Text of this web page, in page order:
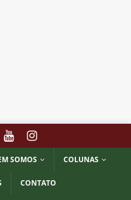
SOMOS COLUNAS
CONTATO